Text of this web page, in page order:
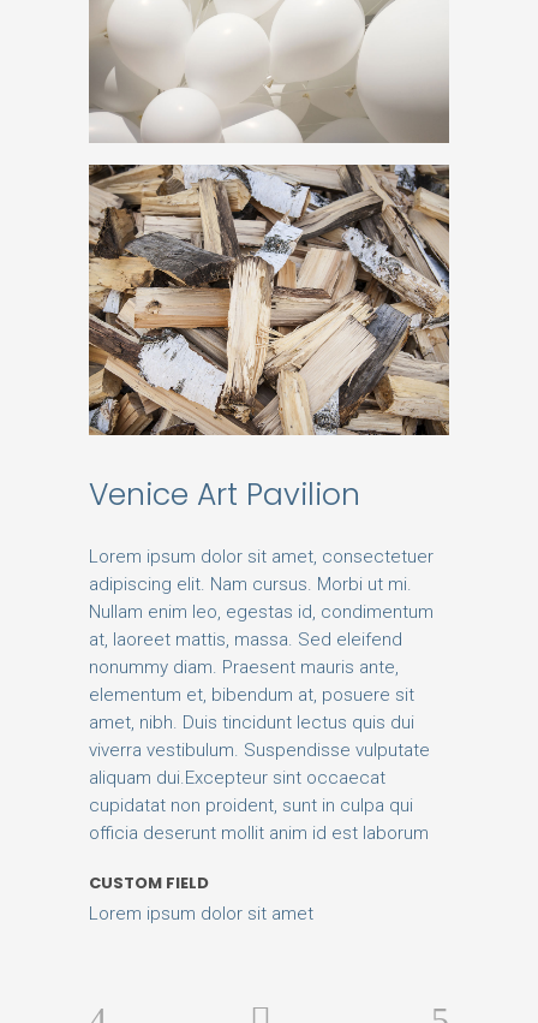
Venice Art Pavilion
Lorem ipsum dolor sit amet, consectetuer
adipiscing elit. Nam cursus. Morbi ut mi.
Nullam enim leo, egestas id, condimentum
at, laoreet mattis, massa. Sed eleifend
nonummy diam. Praesent mauris ante,
elementum et, bibendum at, posuere sit
amet, nibh. Duis tincidunt lectus quis dui
viverra vestibulum. Suspendisse vulputate
aliquam dui.Excepteur sint occaecat
cupidatat non proident, sunt in culpa qui
officia deserunt mollit anim id est laborum
CUSTOM FIELD
Lorem ipsum dolor sit amet